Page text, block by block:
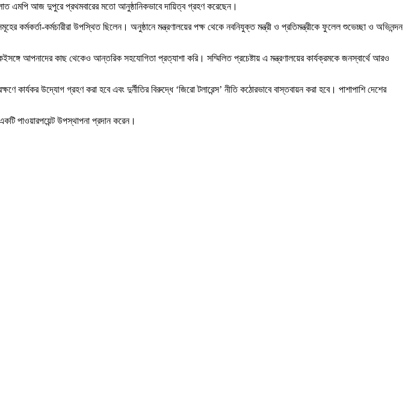
এমপি আজ দুপুরে প্রথমবারের মতো আনুষ্ঠানিকভাবে দায়িত্ব গ্রহণ করেছেন।
কর্মচারীরা উপস্থিত ছিলেন। অনুষ্ঠানে মন্ত্রণালয়ের পক্ষ থেকে নবনিযুক্ত মন্ত্রী ও প্রতিমন্ত্রীকে ফুলেল শুভেচ্ছা ও অভিনন্দন
আপনাদের কাছ থেকেও আন্তরিক সহযোগিতা প্রত্যাশা করি। সম্মিলিত প্রচেষ্টায় এ মন্ত্রণালয়ের কার্যক্রমকে জনস্বার্থে আরও
কার্যকর উদ্যোগ গ্রহণ করা হবে এবং দুর্নীতির বিরুদ্ধে ‘জিরো টলারেন্স’ নীতি কঠোরভাবে বাস্তবায়ন করা হবে। পাশাপাশি দেশের
পাওয়ারপয়েন্ট উপস্থাপনা প্রদান করেন।